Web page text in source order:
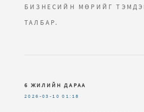
БИЗНЕСИЙН МӨРИЙГ
ТАЛБАР.
6 ЖИЛИЙН ДАРАА
2026-03-10 01:18